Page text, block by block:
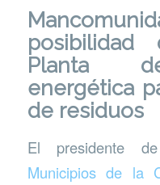
Planta
energética
de residuos
El presidente
Municipios de la